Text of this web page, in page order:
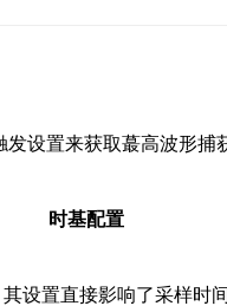
设置来获取蕞高波形捕
时基配置
设置直接影响了采样时